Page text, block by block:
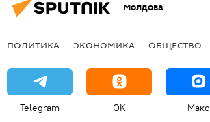
Молдова
ПОЛИТИКА ЭКОНОМИКА ОБЩЕСТВО
Telegram OK Макс